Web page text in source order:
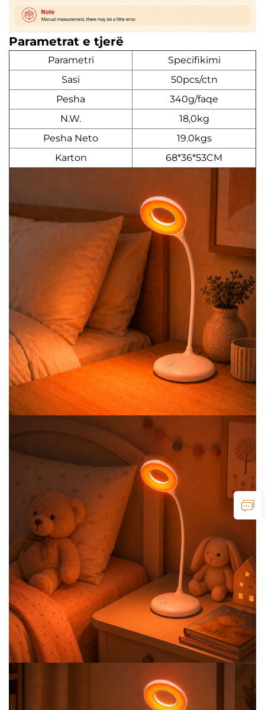
Parametrat e tjerë
Parametri
Specifikimi
Sasi
50pcs/ctn
Pesha
340g/faqe
N.W.
18,0kg
Pesha Neto
19.0kgs
Karton
68*36*53CM